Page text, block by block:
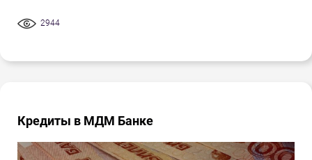
2944
Кредиты в МДМ Банке